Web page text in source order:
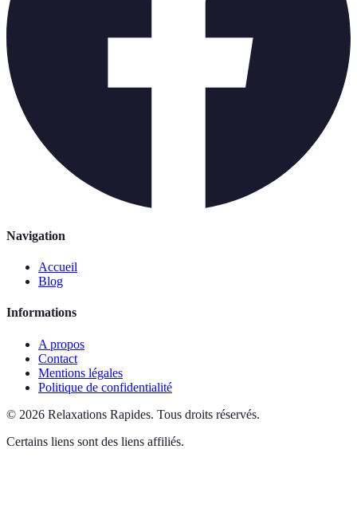
Navigation
Accueil
Blog
Informations
A propos
Contact
Mentions légales
Politique de confidentialité
© 2026 Relaxations Rapides. Tous droits réservés.
Certains liens sont des liens affiliés.